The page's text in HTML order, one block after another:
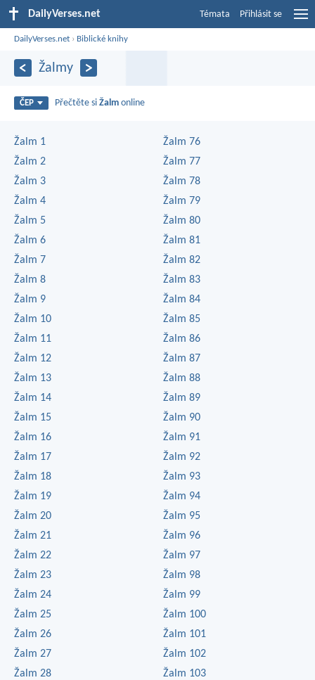
DailyVerses.net Témata Přihlásit se
DailyVerses.net › Biblické knihy
Žalmy
ČEP Přečtěte siŽalm online
Žalm 1
Žalm 2
Žalm 3
Žalm 4
Žalm 5
Žalm 6
Žalm 7
Žalm 8
Žalm 9
Žalm 10
Žalm 11
Žalm 12
Žalm 13
Žalm 14
Žalm 15
Žalm 16
Žalm 17
Žalm 18
Žalm 19
Žalm 20
Žalm 21
Žalm 22
Žalm 23
Žalm 24
Žalm 25
Žalm 26
Žalm 27
Žalm 28
Žalm 76
Žalm 77
Žalm 78
Žalm 79
Žalm 80
Žalm 81
Žalm 82
Žalm 83
Žalm 84
Žalm 85
Žalm 86
Žalm 87
Žalm 88
Žalm 89
Žalm 90
Žalm 91
Žalm 92
Žalm 93
Žalm 94
Žalm 95
Žalm 96
Žalm 97
Žalm 98
Žalm 99
Žalm 100
Žalm 101
Žalm 102
Žalm 103